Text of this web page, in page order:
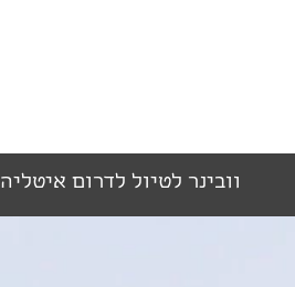
וובינר לטיול לדרום איטליה